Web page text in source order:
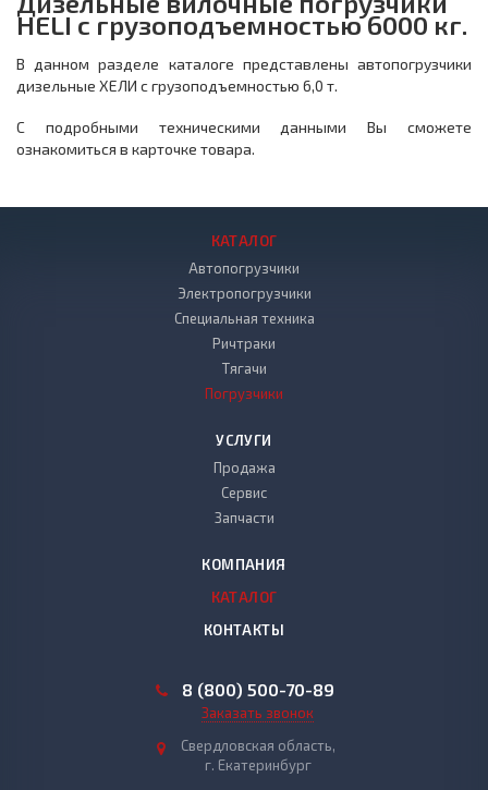
HELI с грузоподъемностью 6000 кг.
В данном разделе каталоге представлены автопогрузчики
дизельные ХЕЛИ с грузоподъемностью 6,0 т.
С подробными техническими данными Вы сможете
ознакомиться в карточке товара.
КАТАЛОГ
Автопогрузчики
Электропогрузчики
Специальная техника
Ричтраки
Тягачи
Погрузчики
УСЛУГИ
Продажа
Сервис
Запчасти
КОМПАНИЯ
КАТАЛОГ
КОНТАКТЫ
8 (800) 500-70-89
Заказать звонок
Свердловская область,
г. Екатеринбург